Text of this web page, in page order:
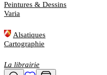
Peintures & Dessins
Varia
Alsatiques
Cartographie
La librairie